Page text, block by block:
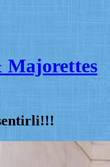
Majorettes